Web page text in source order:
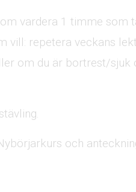
vardera 1 timme som
vill: repetera veckans
om du är bortrest/sjuk
och